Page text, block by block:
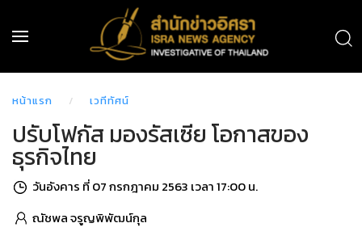
หน้าแรก เวทีทัศน์
ปรับโฟกัส มองรัสเซีย โอกาสของ
ธุรกิจไทย
วันอังคาร ที่ 07 กรกฎาคม 2563 เวลา 17:00 น.
ณัชพล จรูญพิพัฒน์กุล